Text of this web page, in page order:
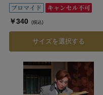
￥340 (税込)
サイズを選択する